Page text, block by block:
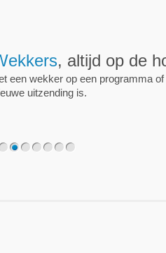
op de hoogte!
programma of persoon en je